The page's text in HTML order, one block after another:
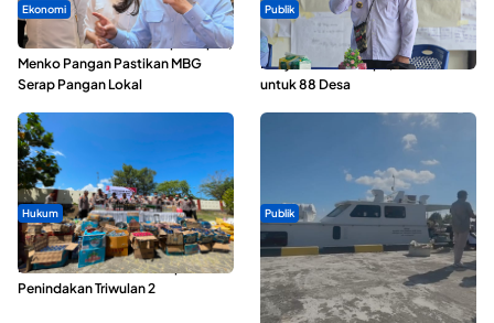
Ekonomi
SPPG di Maluku Utara Dipercepat,
Menko Pangan Pastikan MBG
Serap Pangan Lokal
Publik
ABDESI Morotai Apresiasi
Penyaluran ADD Rp3,13 Miliar
untuk 88 Desa
Hukum
Polda Maluku Utara Musnahkan
Ribuan Liter Miras Hasil Operasi
Penindakan Triwulan 2
Publik
Pelayaran Perdana KM Dodola
Express Terkendala, Baling-baling
Kapal Rusak